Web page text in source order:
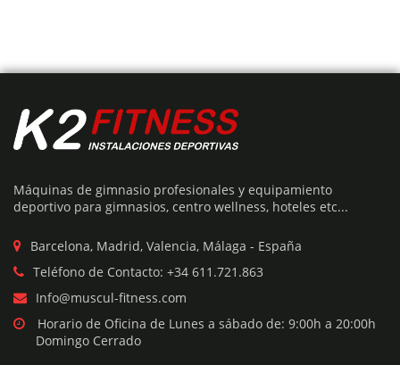
MÁQUINA SQUAT LUNGE SENTADILLA
€2,190 El
precio
era:
€2,190.
€1,095
El
precio
es:
€1,095.
Máquinas de gimnasio profesionales y equipamiento
deportivo para gimnasios, centro wellness, hoteles etc...
Barcelona, Madrid, Valencia, Málaga - España
Teléfono de Contacto: +34 611.721.863
Info@muscul-fitness.com
Horario de Oficina de Lunes a sábado de: 9:00h a 20:00h
Domingo Cerrado